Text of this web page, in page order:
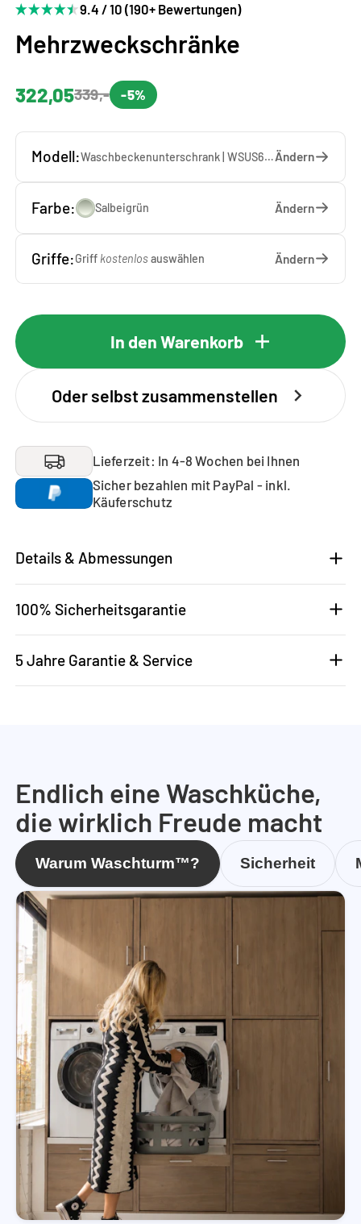
9.4 / 10 (190+ Bewertungen)
Mehrzweckschränke
322,05339,- -5%
Modell: Waschbeckenunterschrank | WSUS60-10-SA — 60 x 92 x 65 cmÄndern
Farbe: Salbeigrün Ändern
Griffe:Griff kostenlosauswählen Ändern
In den Warenkorb
Oder selbst zusammenstellen
Lieferzeit: In 4-8 Wochen bei Ihnen
Sicher bezahlen mit PayPal - inkl.
Käuferschutz
Details & Abmessungen
100% Sicherheitsgarantie
5 Jahre Garantie & Service
Endlich eine Waschküche,
die wirklich Freude macht
Warum Waschturm™? Sicherheit